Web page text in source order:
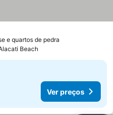
e quartos de pedra
Beach
Ver preços